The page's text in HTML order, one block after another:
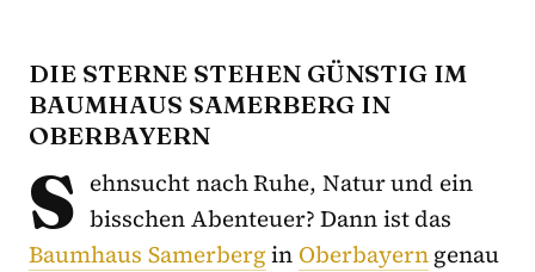
DIE STERNE STEHEN GÜNSTIG IM
BAUMHAUS SAMERBERG IN
OBERBAYERN
S ehnsucht nach Ruhe, Natur und ein
bisschen Abenteuer? Dann ist das
Baumhaus Samerbergin Oberbayerngenau